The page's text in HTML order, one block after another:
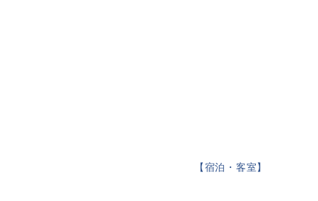
【宿泊・客室】